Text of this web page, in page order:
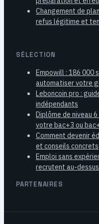
Changement de
refus légitime et
SÉLECTION
Empowill : 186 000
automatiser votre
Leboncoin pro :
indépendants
Diplôme de niveau
votre bac+3 ou
Comment devenir
et conseils concrets
Emploi sans
recrutent au-
PARTENAIRES